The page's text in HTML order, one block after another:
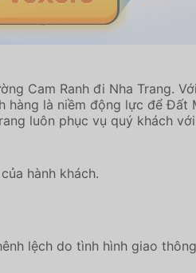
Cam Ranh đi Nha Trang.
hàng là niềm động lực để
luôn phục vụ quý khách
hành khách.
lệch do tình hình giao